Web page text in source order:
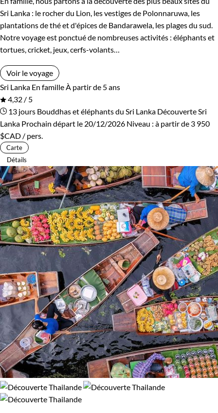
Rwanda Salvador
Seychelles
Sri Lanka
Turquie
Vietnam
Sri Lanka : le rocher du Lion, les vestiges de Polonnaruwa, les
plantations de thé et d'épices de Bandarawela, les plages du sud.
Notre voyage est ponctué de nombreuses activités : éléphants et
tortues, cricket, jeux, cerfs-volants…
Voir le voyage
Sri Lanka En famille À partir de 5 ans
4,32 / 5
13 jours Bouddhas et éléphants du Sri Lanka Découverte Sri
Lanka Prochain départ le 20/12/2026 Niveau : à partir de 3 950
$CAD / pers.
Carte
Détails